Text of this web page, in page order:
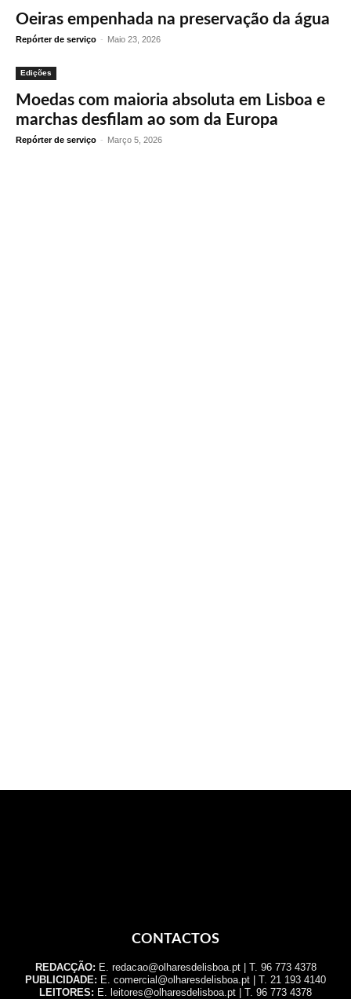
Oeiras empenhada na preservação da água
Repórter de serviço - Maio 23, 2026
Edições
Moedas com maioria absoluta em Lisboa e
marchas desfilam ao som da Europa
Repórter de serviço - Março 5, 2026
CONTACTOS
REDACÇÃO: E. redacao@olharesdelisboa.pt | T. 96 773 4378
PUBLICIDADE: E. comercial@olharesdelisboa.pt | T. 21 193 4140
LEITORES: E. leitores@olharesdelisboa.pt | T. 96 773 4378